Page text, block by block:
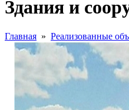
Здания и
Главная » Реализованные